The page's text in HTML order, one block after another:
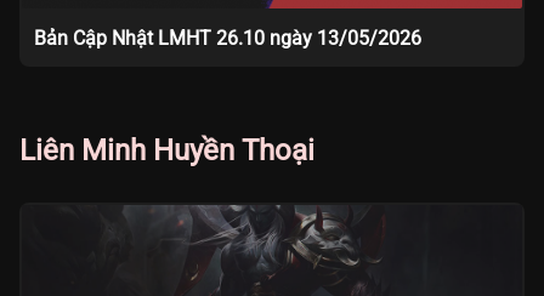
Bản Cập Nhật LMHT 26.10 ngày 13/05/2026
Liên Minh Huyền Thoại